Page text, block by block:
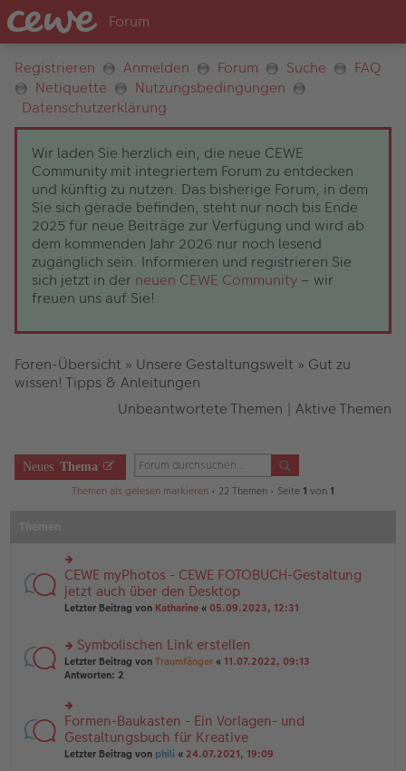
Registrieren Anmelden Forum Suche
FAQ
Netiquette
Nutzungsbedingungen
Datenschutzerklärung
Wir laden Sie herzlich ein, die neue CEWE
Community mit integriertem Forum zu entdecken
und künftig zu nutzen. Das bisherige Forum, in dem
Sie sich gerade befinden, steht nur noch bis Ende
2025 für neue Beiträge zur Verfügung und wird ab
dem kommenden Jahr 2026 nur noch lesend
zugänglich sein. Informieren und registrieren Sie
sich jetzt in der neuen CEWE Community – wir
freuen uns auf Sie!
Foren-Übersicht » Unsere Gestaltungswelt » Gut zu
wissen! Tipps & Anleitungen
Unbeantwortete Themen | Aktive Themen
Neues Thema
Themen als gelesen markieren • 22 Themen • Seite 1 von 1
rs
te
r
u
g
el
es
e
er
B
ei
tr
CEWE myPhotos - CEWE FOTOBUCH-Gestaltung
jetzt auch über den Desktop
Letzter Beitrag von Katharine « 05.09.2023, 12:31
rs
te
u
n
g
el
es
Symbolischen Link erstellen
Letzter Beitrag von Traumfänger « 11.07.2022, 09:13
Antworten: 2
rs
te
r
u
Formen-Baukasten - Ein Vorlagen- und
Gestaltungsbuch für Kreative
Letzter Beitrag von phili « 24.07.2021, 19:09